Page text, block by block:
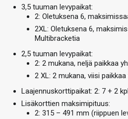
3,5 tuuman levypaikat:
2: Oletuksena 6,
2XL: Oletuksena 6,
Multibracketia
2,5 tuuman levypaikat:
2: 2 mukana, neljä paikkaa
2 XL: 2 mukana, viisi
Laajennuskorttipaikat: 2: 7 + 2
Lisäkorttien maksimipituus:
2: 315 – 491 mm (riippuen